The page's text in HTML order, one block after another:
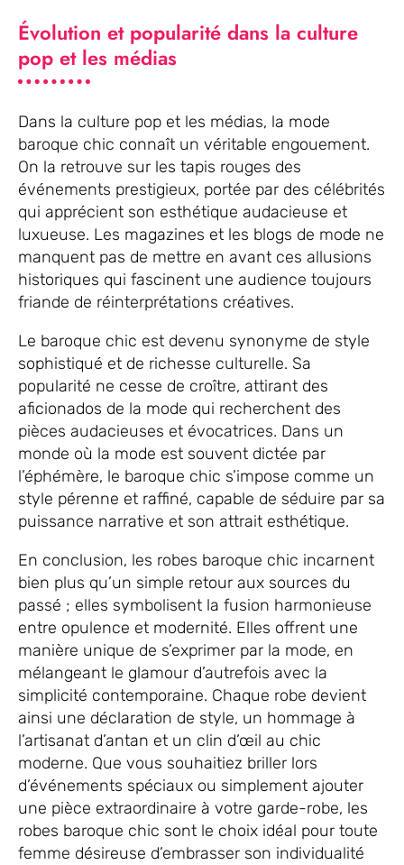
Évolution et popularité dans la culture
pop et les médias
Dans la culture pop et les médias, la mode
baroque chic connaît un véritable engouement.
On la retrouve sur les tapis rouges des
événements prestigieux, portée par des célébrités
qui apprécient son esthétique audacieuse et
luxueuse. Les magazines et les blogs de mode ne
manquent pas de mettre en avant ces allusions
historiques qui fascinent une audience toujours
friande de réinterprétations créatives.
Le baroque chic est devenu synonyme de style
sophistiqué et de richesse culturelle. Sa
popularité ne cesse de croître, attirant des
aficionados de la mode qui recherchent des
pièces audacieuses et évocatrices. Dans un
monde où la mode est souvent dictée par
l’éphémère, le baroque chic s’impose comme un
style pérenne et raffiné, capable de séduire par sa
puissance narrative et son attrait esthétique.
En conclusion, les robes baroque chic incarnent
bien plus qu’un simple retour aux sources du
passé ; elles symbolisent la fusion harmonieuse
entre opulence et modernité. Elles offrent une
manière unique de s’exprimer par la mode, en
mélangeant le glamour d’autrefois avec la
simplicité contemporaine. Chaque robe devient
ainsi une déclaration de style, un hommage à
l’artisanat d’antan et un clin d’œil au chic
moderne. Que vous souhaitiez briller lors
d’événements spéciaux ou simplement ajouter
une pièce extraordinaire à votre garde-robe, les
robes baroque chic sont le choix idéal pour toute
femme désireuse d’embrasser son individualité